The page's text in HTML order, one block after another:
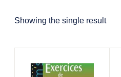
Showing the single result